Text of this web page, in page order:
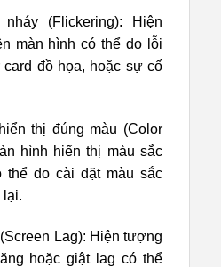
(Flickering): Hiện
màn hình có thể do lỗi
card đồ họa, hoặc sự cố
thị đúng màu (Color
hình hiển thị màu sắc
thể do cài đặt màu sắc
lại.
Lag): Hiện tượng
hoặc giật lag có thể